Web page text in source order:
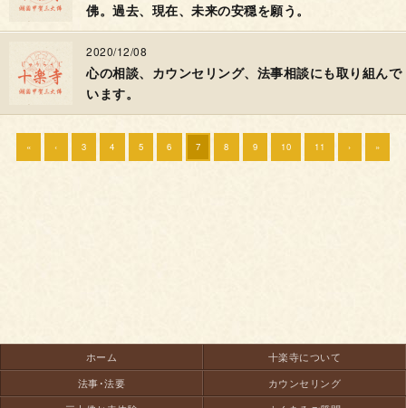
佛。過去、現在、未来の安穏を願う。
2020/12/08
心の相談、カウンセリング、法事相談にも取り組んで
います。
« ‹ 3 4 5 6 7 8 9 10 11 › »
ホーム
十楽寺について
法事･法要
カウンセリング